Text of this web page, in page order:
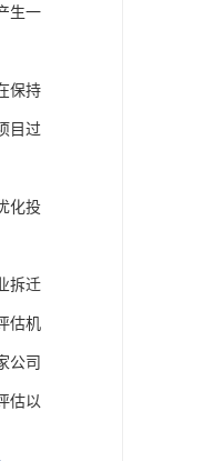
生一
保持
目过
化投
拆迁
估机
公司
估以